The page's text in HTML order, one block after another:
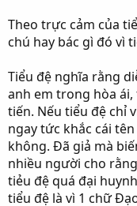
Theo trực cảm của
chú hay bác gì đó vì
Tiểu đệ nghĩa rằng
anh em trong hòa
tiến. Nếu tiểu đệ chỉ
ngay tức khắc cái
không. Đã giả mà
nhiều người cho
tiẻu đệ quá đại
tiểu đệ là vì 1 chữ